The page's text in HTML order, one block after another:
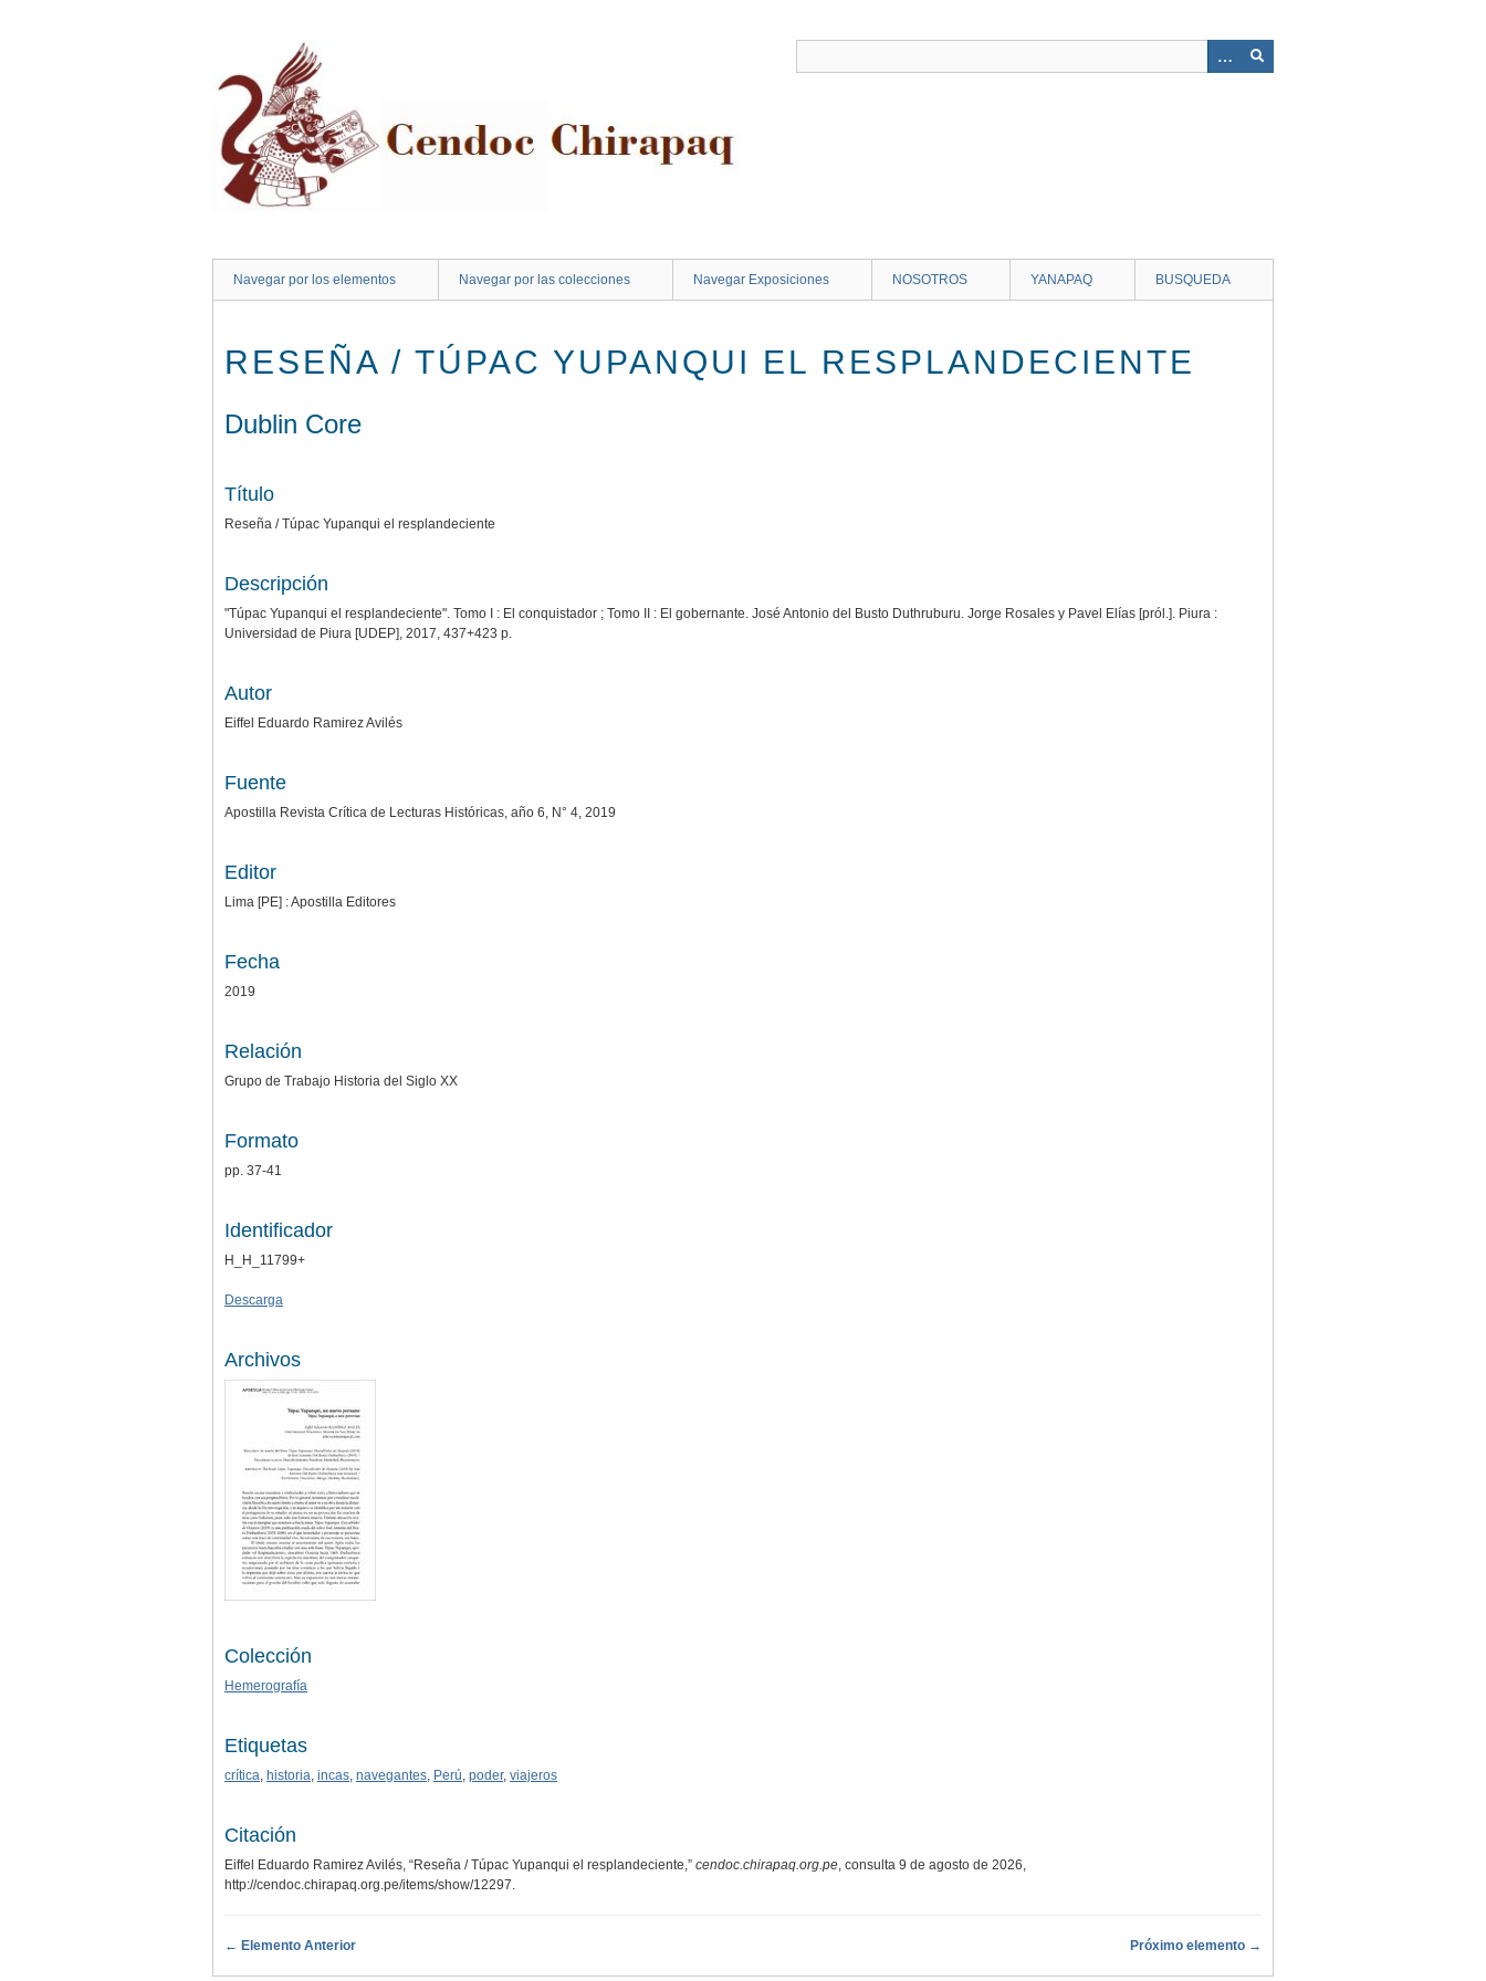
Navegar por los elementos Navegar por las colecciones Navegar Exposiciones NOSOTROS YANAPAQ BUSQUEDA
RESEÑA / TÚPAC YUPANQUI EL RESPLANDECIENTE
Dublin Core
Título
Reseña / Túpac Yupanqui el resplandeciente
Descripción
"Túpac Yupanqui el resplandeciente". Tomo I : El conquistador ; Tomo II : El gobernante. José Antonio del Busto Duthruburu. Jorge Rosales y Pavel Elías [pról.]. Piura :
Universidad de Piura [UDEP], 2017, 437+423 p.
Autor
Eiffel Eduardo Ramirez Avilés
Fuente
Apostilla Revista Crítica de Lecturas Históricas, año 6, N° 4, 2019
Editor
Lima [PE] : Apostilla Editores
Fecha
2019
Relación
Grupo de Trabajo Historia del Siglo XX
Formato
pp. 37-41
Identificador
H_H_11799+
Descarga
Archivos
Colección
Hemerografía
Etiquetas
crítica historia incas navegantes Perú poder, viajeros
Citación
Eiffel Eduardo Ramirez Avilés, “Reseña / Túpac Yupanqui el resplandeciente,” cendoc.chirapaq.org.pe , consulta 9 de agosto de 2026,
http://cendoc.chirapaq.org.pe/items/show/12297
← Elemento Anterior Próximo elemento →